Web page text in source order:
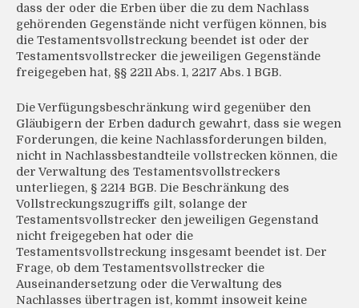
dass der oder die Erben über die zu dem Nachlass
gehörenden Gegenstände nicht verfügen können, bis
die Testamentsvollstreckung beendet ist oder der
Testamentsvollstrecker die jeweiligen Gegenstände
freigegeben hat, §§ 2211 Abs. 1, 2217 Abs. 1 BGB.
Die Verfügungsbeschränkung wird gegenüber den
Gläubigern der Erben dadurch gewahrt, dass sie wegen
Forderungen, die keine Nachlassforderungen bilden,
nicht in Nachlassbestandteile vollstrecken können, die
der Verwaltung des Testamentsvollstreckers
unterliegen, § 2214 BGB. Die Beschränkung des
Vollstreckungszugriffs gilt, solange der
Testamentsvollstrecker den jeweiligen Gegenstand
nicht freigegeben hat oder die
Testamentsvollstreckung insgesamt beendet ist. Der
Frage, ob dem Testamentsvollstrecker die
Auseinandersetzung oder die Verwaltung des
Nachlasses übertragen ist, kommt insoweit keine